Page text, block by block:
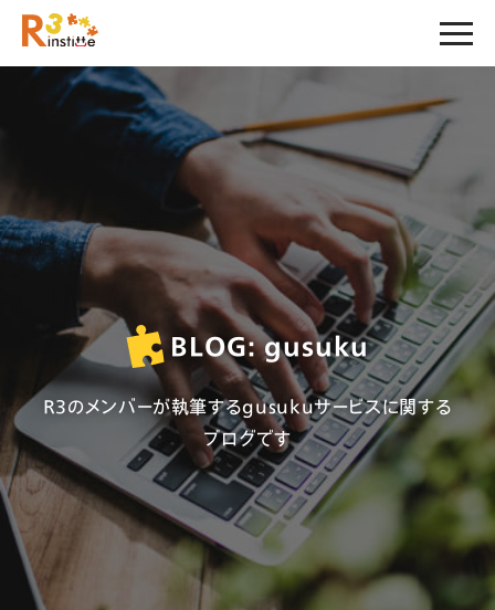
BLOG: gusuku
R3のメンバーが執筆するgusukuサービスに関する
ブログです